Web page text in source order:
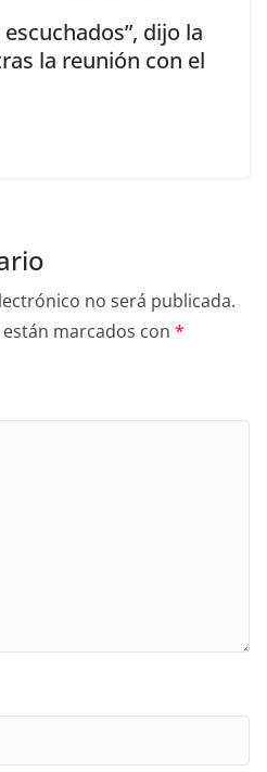
dijo la
la reunión con el
no será publicada.
marcados con *